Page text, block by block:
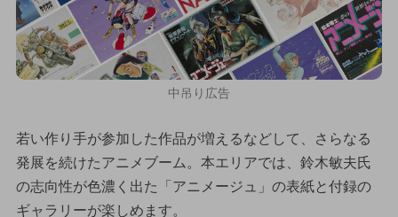
中吊り広告
若い作り手が参加した作品が増えるなどして、さらなる
発展を続けたアニメブーム。本エリアでは、鈴木敏夫氏
の志向性が色濃く出た「アニメージュ」の表紙と付録の
ギャラリーが楽しめます。